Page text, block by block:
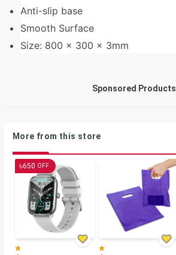
Anti-slip base
Smooth Surface
Size: 800 x 300 x 3mm
Sponsored Products
More from this store
৳650 OFF